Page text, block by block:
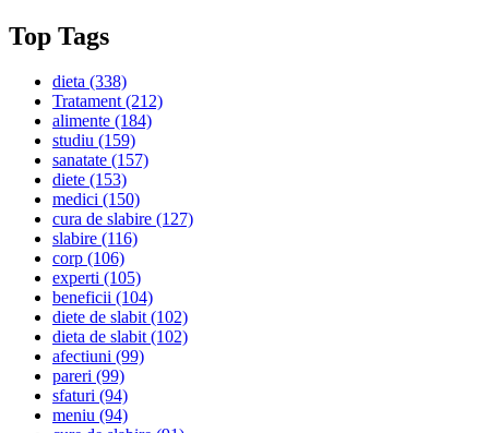
Top Tags
dieta (338)
Tratament(212)
alimente (184)
studiu (159)
sanatate (157)
diete (153)
medici (150)
cura de slabire (127)
slabire (116)
corp (106)
experti (105)
beneficii (104)
diete de slabit(102)
dieta de slabit(102)
afectiuni (99)
pareri (99)
sfaturi (94)
meniu (94)